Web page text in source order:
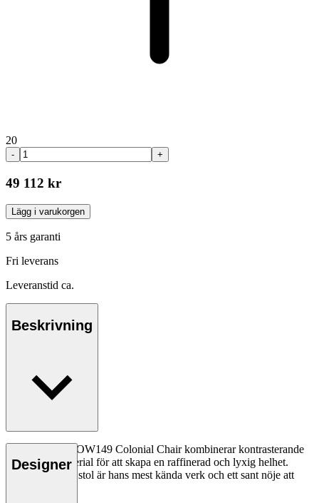
20
- +
49 112 kr
Lägg i varukorgen
5 års garanti
Fri leverans
Leveranstid ca.
Beskrivning
Ole Wanschers OW149 Colonial Chair kombinerar kontrasterande
former och material för att skapa en raffinerad och lyxig helhet.
Denna eleganta stol är hans mest kända verk och ett sant nöje att
Designer